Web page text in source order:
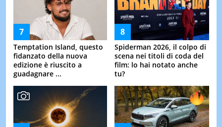
Temptation Island, questo
fidanzato della nuova
edizione è riuscito a
guadagnare ...
Spiderman 2026, il colpo di
scena nei titoli di coda del
film: lo hai notato anche
tu?